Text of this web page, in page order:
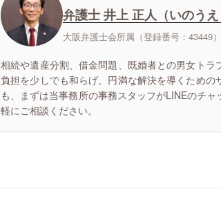
弁護士 井上 正人（いのうえ
大阪弁護士会所属（登録番号：43449
相続や遺産分割、借金問題、既婚者との男女ト
負担を少しでも和らげ、円満な解決を導くため
も、まずは当事務所の事務スタッフがLINEのチ
軽にご相談ください。